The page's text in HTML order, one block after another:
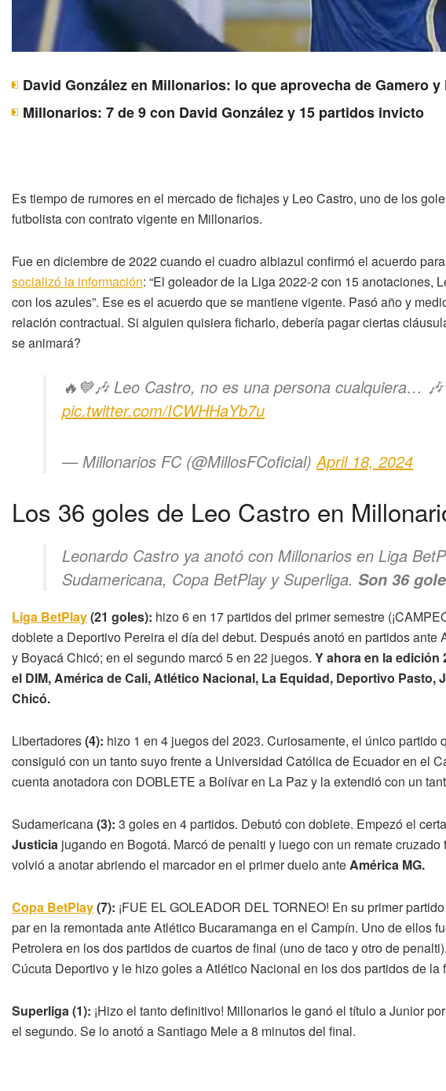
David González en Millonarios: lo que aprovecha de Gamero
Millonarios: 7 de 9 con David González y 15 partidos invicto
Es tiempo de rumores en el mercado de fichajes y Leo Castro, uno de los
futbolista con contrato vigente en Millonarios.
Fue en diciembre de 2022 cuando el cuadro albiazul confirmó el acuerdo
socializó la información: “El goleador de la Liga 2022-2 con 15 anotaciones,
con los azules”. Ese es el acuerdo que se mantiene vigente. Pasó año y
relación contractual. Si alguien quisiera ficharlo, debería pagar ciertas
se animará?
🔥💙🎶 Leo Castro, no es una persona cualquiera…
pic.twitter.com/ICWHHaYb7u
— Millonarios FC (@MillosFCoficial)April 18, 2024
Los 36 goles de Leo Castro en
Leonardo Castro ya anotó con Millonarios en Liga
Sudamericana, Copa BetPlay y Superliga. Son 36
Liga BetPlay(21 goles): hizo 6 en 17 partidos del primer semestre
doblete a Deportivo Pereira el día del debut. Después anotó en partidos
y Boyacá Chicó; en el segundo marcó 5 en 22 juegos. Y ahora en la edición
el DIM, América de Cali, Atlético Nacional, La Equidad, Deportivo Pasto,
Chicó.
Libertadores(4): hizo 1 en 4 juegos del 2023. Curiosamente, el único
consiguió con un tanto suyo frente a Universidad Católica de Ecuador en el
cuenta anotadora con DOBLETE a Bolívar en La Paz y la extendió con un
Sudamericana(3): 3 goles en 4 partidos. Debutó con doblete. Empezó el
Justicia jugando en Bogotá. Marcó de penalti y luego con un remate
volvió a anotar abriendo el marcador en el primer duelo anteAmérica MG.
Copa BetPlay(7): ¡FUE EL GOLEADOR DEL TORNEO! En su primer
par en la remontada ante Atlético Bucaramanga en el Campín. Uno de ellos
Petrolera en los dos partidos de cuartos de final (uno de taco y otro de
Cúcuta Deportivo y le hizo goles a Atlético Nacional en los dos partidos de la
Superliga (1): ¡Hizo el tanto definitivo! Millonarios le ganó el título a Junior
el segundo. Se lo anotó a Santiago Mele a 8 minutos del final.